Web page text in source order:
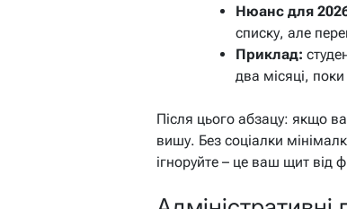
Нюанс для
списку, але
Приклад:
два місяці,
Після цього абзацу: якщо
вишу. Без соціалки
ігноруйте – це ваш щит від